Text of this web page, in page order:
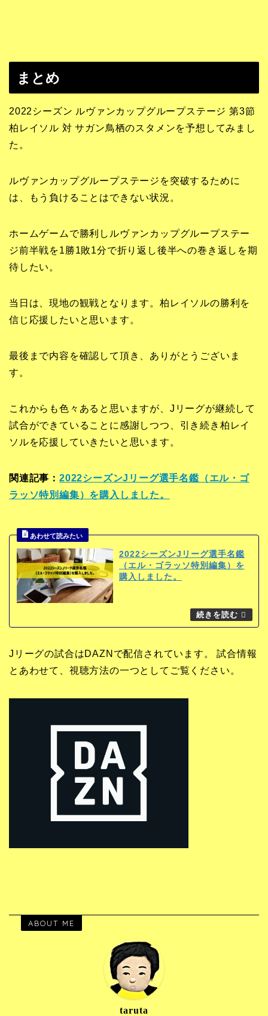
まとめ
2022シーズン ルヴァンカップグループステージ 第3節
柏レイソル 対 サガン鳥栖のスタメンを予想してみまし
た。
ルヴァンカップグループステージを突破するために
は、もう負けることはできない状況。
ホームゲームで勝利しルヴァンカップグループステー
ジ前半戦を1勝1敗1分で折り返し後半への巻き返しを期
待したい。
当日は、現地の観戦となります。柏レイソルの勝利を
信じ応援したいと思います。
最後まで内容を確認して頂き、ありがとうございま
す。
これからも色々あると思いますが、Jリーグが継続して
試合ができていることに感謝しつつ、引き続き柏レイ
ソルを応援していきたいと思います。
関連記事： 2022シーズンJリーグ選手名鑑（エル・ゴ
ラッソ特別編集）を購入しました。
2022シーズンJリーグ選手名鑑
（エル・ゴラッソ特別編集）を
購入しました。
Jリーグの試合はDAZNで配信されています。 試合情報
とあわせて、視聴方法の一つとしてご覧ください。
ABOUT ME
taruta